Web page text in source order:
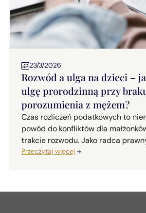
23/3/2026
Rozwód a ulga na dzieci –
ulgę prorodzinną przy
porozumienia z mężem?
Czas rozliczeń podatkowych to
powód do konfliktów dla
trakcie rozwodu. Jako radca
specjalizujący się w prawie
Przeczytaj więcej